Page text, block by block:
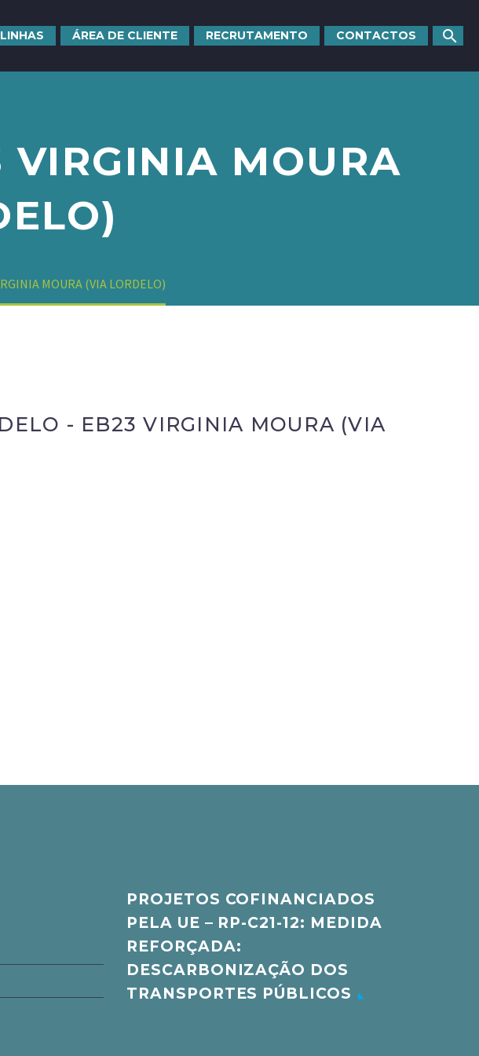
ÁREA DE CLIENTE RECRUTAMENTO CONTACTOS
VIRGINIA MOURA
MOURA (VIA LORDELO)
- EB23 VIRGINIA MOURA (VIA
PROJETOS COFINANCIADOS
PELA UE – RP-C21-12: MEDIDA
REFORÇADA:
DESCARBONIZAÇÃO DOS
TRANSPORTES PÚBLICOS